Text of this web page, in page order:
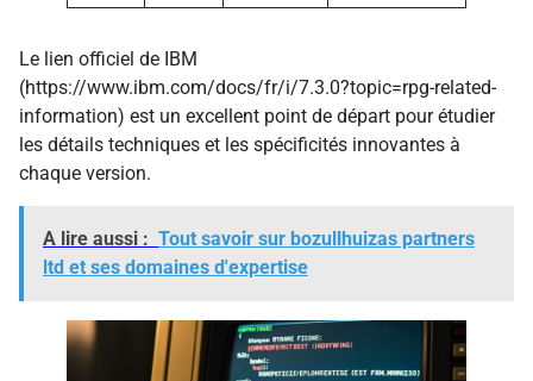
Le lien officiel de IBM
(https://www.ibm.com/docs/fr/i/7.3.0?topic=rpg-related-
information) est un excellent point de départ pour étudier
les détails techniques et les spécificités innovantes à
chaque version.
A lire aussi : Tout savoir sur bozullhuizas partners
ltd et ses domaines d'expertise